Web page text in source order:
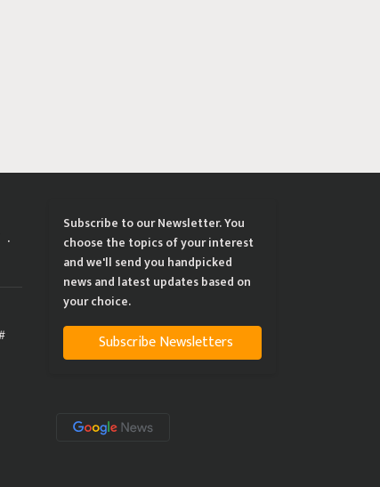
Subscribe to our Newsletter. You
choose the topics of your interest
and we'll send you handpicked
news and latest updates based on
your choice.
Subscribe Newsletters